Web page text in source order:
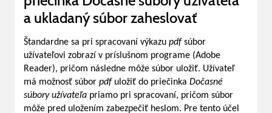
a ukladaný súbor zaheslovať
Štandardne sa pri spracovaní výkazu pdf súbor
užívateľovi zobrazí v príslušnom programe (Adobe
Reader), pričom následne môže súbor uložiť. Užívateľ
má možnosť súbor pdf uložiť do priečinka Dočasné
súbory užívateľa priamo pri spracovaní, pričom súbor
môže pred uložením zabezpečiť heslom. Pre tento účel